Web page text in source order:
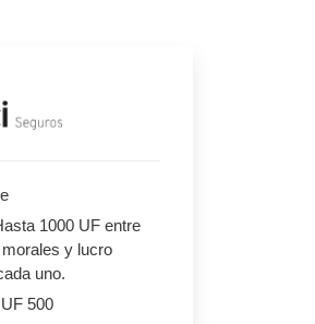
1000 UF entre
y lucro
uno.
500